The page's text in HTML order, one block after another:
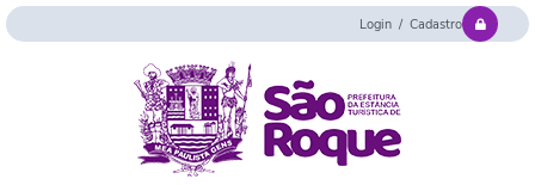
Login / Cadastro